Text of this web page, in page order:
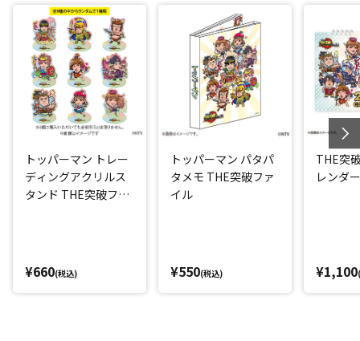
トッパーマン トレー
ディングアクリルス
タンド THE突破ファ
¥660(税込)
トッパーマン パタパ
タメモ THE突破ファ
イル
¥550(税込)
THE突
レンダ
¥1,100